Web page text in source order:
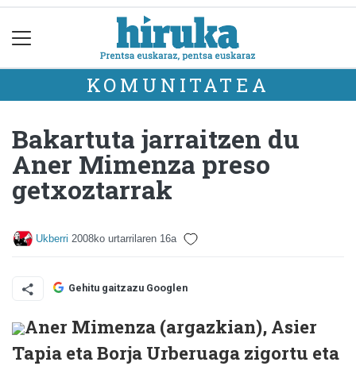
KOMUNITATEA
Bakartuta jarraitzen du
Aner Mimenza preso
getxoztarrak
Ukberri 2008ko urtarrilaren 16a
Gehitu gaitzazu Googlen
Aner Mimenza (argazkian), Asier
Tapia eta Borja Urberuaga zigortu eta